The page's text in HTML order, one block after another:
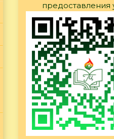
предоставления